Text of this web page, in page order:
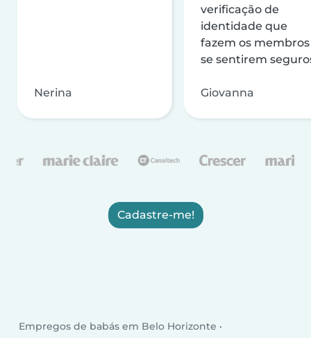
Nerina
verificação de
identidade que
fazem os membros
se sentirem
Giovanna
Cadastre-me!
Empregos de babás em Belo Horizonte